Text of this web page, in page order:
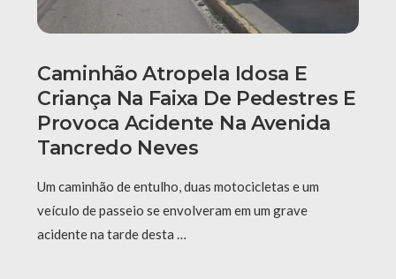
Caminhão Atropela Idosa E
Criança Na Faixa De Pedestres E
Provoca Acidente Na Avenida
Tancredo Neves
Um caminhão de entulho, duas motocicletas e um
veículo de passeio se envolveram em um grave
acidente na tarde desta …